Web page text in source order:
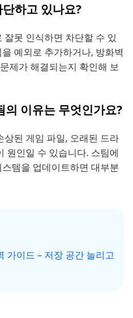
하고 있나요?
못 인식하면 차단할 수 있
예외로 추가하거나, 방화벽
제가 해결되는지 확인해 보
이유는 무엇인가요?
상된 게임 파일, 오래된 드라
원인일 수 있습니다. 스팀에
템을 업데이트하면 대부분
가이드 – 저장 공간 늘리고